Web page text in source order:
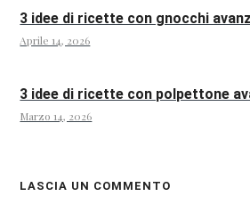
3 idee di ricette con gnocchi
Aprile 14, 2026
3 idee di ricette con polpettone
Marzo 14, 2026
LASCIA UN COMMENTO